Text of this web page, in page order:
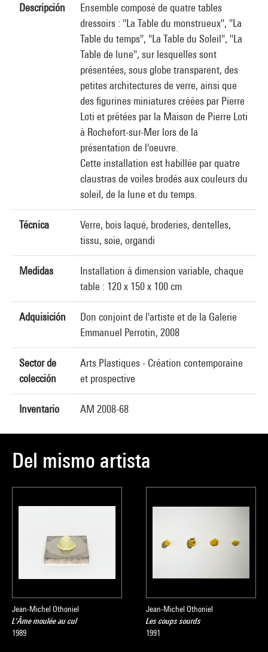
Descripción
Ensemble composé de quatre tables
dressoirs : "La Table du monstrueux", "La
Table du temps", "La Table du Soleil", "La
Table de lune", sur lesquelles sont
présentées, sous globe transparent, des
petites architectures de verre, ainsi que
des figurines miniatures créées par Pierre
Loti et prêtées par la Maison de Pierre Loti
à Rochefort-sur-Mer lors de la
présentation de l'oeuvre.
Cette installation est habillée par quatre
claustras de voiles brodés aux couleurs du
soleil, de la lune et du temps.
Técnica
Verre, bois laqué, broderies, dentelles,
tissu, soie, organdi
Medidas
Installation à dimension variable, chaque
table : 120 x 150 x 100 cm
Adquisición
Don conjoint de l'artiste et de la Galerie
Emmanuel Perrotin, 2008
Sector de
colección
Arts Plastiques - Création contemporaine
et prospective
Inventario AM 2008-68
Del mismo artista
Jean-Michel Othoniel
L'Âme moulée au cul
1989
Jean-Michel Othoniel
Les coups sourds
1991